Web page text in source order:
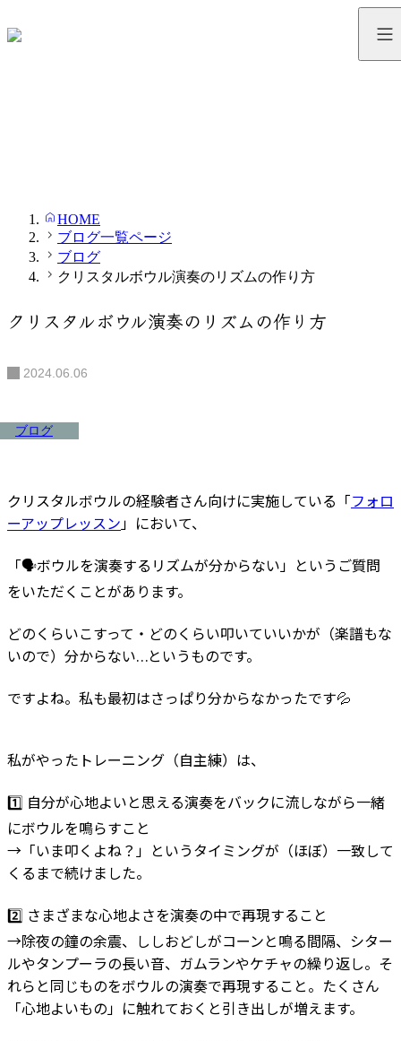
HOME
ブログ一覧ページ
ブログ
クリスタルボウル演奏のリズムの作り方
クリスタルボウル演奏のリズムの作り方
2024.06.06
ブログ
クリスタルボウルの経験者さん向けに実施している「フォロ
ーアップレッスン」において、
「🗣️ボウルを演奏するリズムが分からない」というご質問
をいただくことがあります。
どのくらいこすって・どのくらい叩いていいかが（楽譜もな
いので）分からない…というものです。⁡
ですよね。私も最初はさっぱり分からなかったです💦
私がやったトレーニング（自主練）は、⁡
1️⃣ 自分が心地よいと思える演奏をバックに流しながら一緒
にボウルを鳴らすこと
→「いま叩くよね？」というタイミングが（ほぼ）一致して
くるまで続けました。
2️⃣ さまざまな心地よさを演奏の中で再現すること
→除夜の鐘の余震、ししおどしがコーンと鳴る間隔、シター
ルやタンプーラの長い音、ガムランやケチャの繰り返し。そ
れらと同じものをボウルの演奏で再現すること。たくさん
「心地よいもの」に触れておくと引き出しが増えます。